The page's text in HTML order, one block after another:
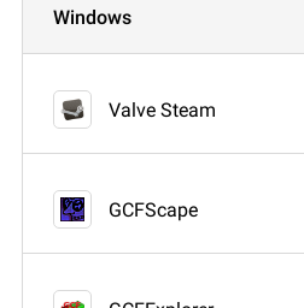
Windows
Valve Steam
GCFScape